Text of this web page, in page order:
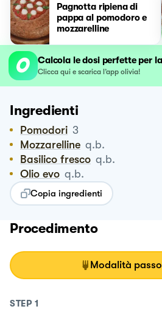
Pagnotta ripiena di
pappa al pomodoro e
mozzarelline
Calcola le dosi perfette per
Clicca qui e scarica l’app olivia!
Ingredienti
Pomodori 3
Mozzarelline q.b.
Basilico fresco q.b.
Olio evo q.b.
Copia ingredienti
Procedimento
Modalità
STEP 1